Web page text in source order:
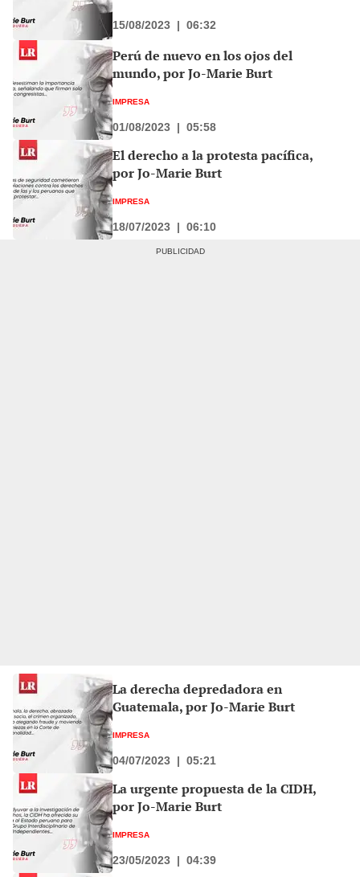
15/08/2023 | 06:32
Perú de nuevo en los ojos del
mundo, por Jo-Marie Burt
IMPRESA
01/08/2023 | 05:58
El derecho a la protesta pacífica,
por Jo-Marie Burt
IMPRESA
18/07/2023 | 06:10
La derecha depredadora en
Guatemala, por Jo-Marie Burt
IMPRESA
04/07/2023 | 05:21
La urgente propuesta de la CIDH,
por Jo-Marie Burt
IMPRESA
23/05/2023 | 04:39